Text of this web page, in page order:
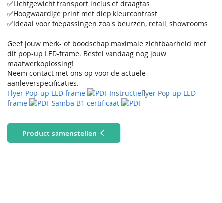
✅Lichtgewicht transport inclusief draagtas
✅Hoogwaardige print met diep kleurcontrast
✅Ideaal voor toepassingen zoals beurzen, retail, showrooms
Geef jouw merk- of boodschap maximale zichtbaarheid met
dit pop-up LED-frame. Bestel vandaag nog jouw
maatwerkoplossing!
Neem contact met ons op voor de actuele
aanleverspecificaties.
Flyer Pop-up LED frame
Instructieflyer Pop-up LED
frame
Samba B1 certificaat
Product samenstellen